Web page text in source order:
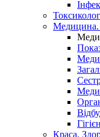
Медицина.
Краса.